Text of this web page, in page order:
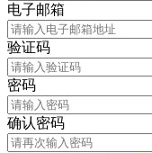
电子邮箱
验证码
密码
确认密码